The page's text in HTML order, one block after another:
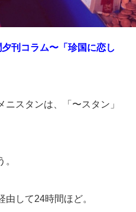
刊コラム〜「珍国に恋し
ニスタンは、「〜スタン」
由して24時間ほど。